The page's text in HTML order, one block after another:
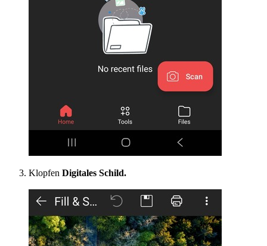
Klopfen Digitales Schild.